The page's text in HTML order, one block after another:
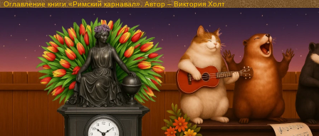
Оглавление книги «Римский карнавал». Автор – Виктория Холт